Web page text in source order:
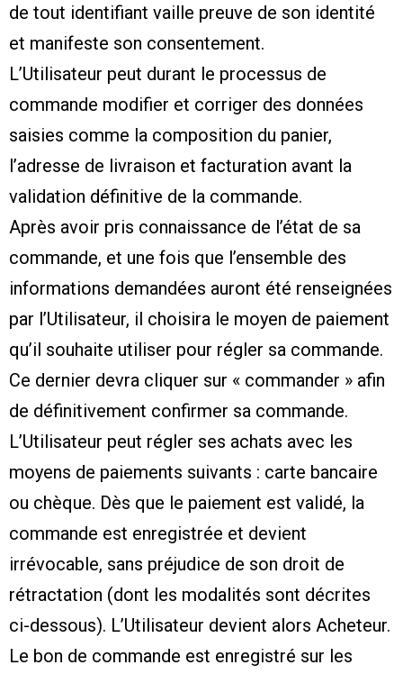
de tout identifiant vaille preuve de son identité
et manifeste son consentement.
L’Utilisateur peut durant le processus de
commande modifier et corriger des données
saisies comme la composition du panier,
l’adresse de livraison et facturation avant la
validation définitive de la commande.
Après avoir pris connaissance de l’état de sa
commande, et une fois que l’ensemble des
informations demandées auront été renseignées
par l’Utilisateur, il choisira le moyen de paiement
qu’il souhaite utiliser pour régler sa commande.
Ce dernier devra cliquer sur « commander » afin
de définitivement confirmer sa commande.
L’Utilisateur peut régler ses achats avec les
moyens de paiements suivants : carte bancaire
ou chèque. Dès que le paiement est validé, la
commande est enregistrée et devient
irrévocable, sans préjudice de son droit de
rétractation (dont les modalités sont décrites
ci-dessous). L’Utilisateur devient alors Acheteur.
Le bon de commande est enregistré sur les